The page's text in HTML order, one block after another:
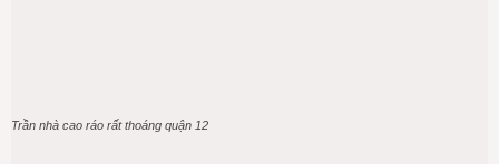
Trần nhà cao ráo rất thoáng quận 12